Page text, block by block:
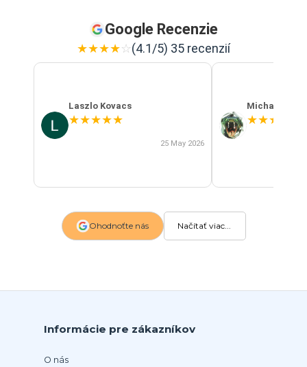
Google Recenzie
★★★★☆(4.1/5) 35 recenzií
Laszlo Kovacs
★★★★★
25 May 2026
Michal Szabo
★★★
Ohodnoťte nás Načítať viac...
Informácie pre zákazníkov
O nás